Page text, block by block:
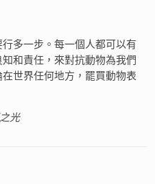
多一步。每一個人都可以有
和責任，來對抗動物為我們
世界任何地方，罷買動物表
光